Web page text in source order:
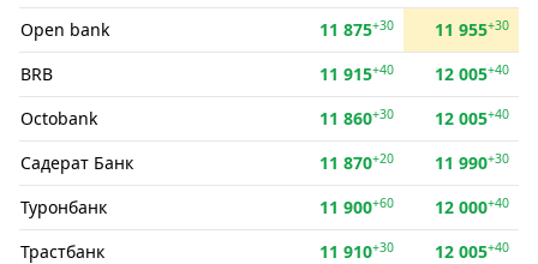
Open bank 11 875+30 11 955+30
BRB 11 915+40 12 005+40
Octobank 11 860+30 12 005+40
Садерат Банк 11 870+20 11 990+30
Туронбанк 11 900+60 12 000+40
Трастбанк 11 910+30 12 005+40